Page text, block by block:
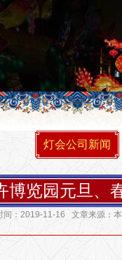
灯会公司新闻
博览园元旦、
间：2019-11-16 文章来源：